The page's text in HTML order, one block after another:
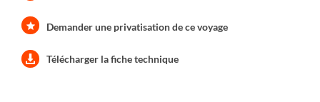
Demander une privatisation de ce voyage
Télécharger la fiche technique